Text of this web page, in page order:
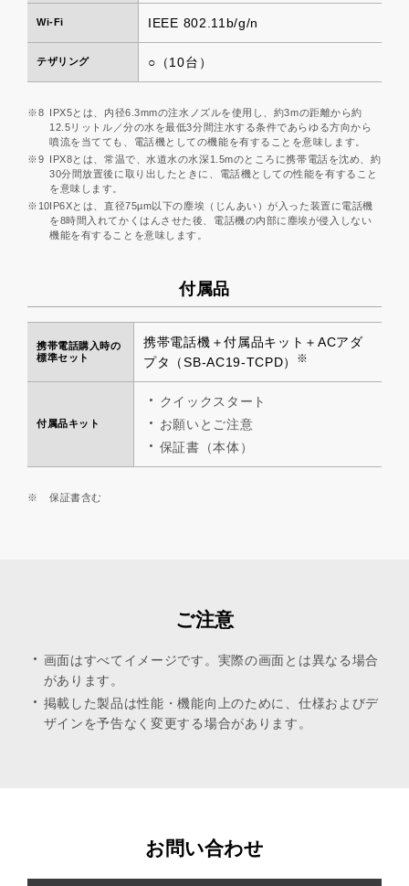
Wi-Fi IEEE 802.11b/g/n
テザリング ○（10台）
※8 IPX5とは、内径6.3mmの注水ノズルを使用し、約3mの距離から約
12.5リットル／分の水を最低3分間注水する条件であらゆる方向から
噴流を当てても、電話機としての機能を有することを意味します。
※9 IPX8とは、常温で、水道水の水深1.5mのところに携帯電話を沈め、約
30分間放置後に取り出したときに、電話機としての性能を有すること
を意味します。
※10IP6Xとは、直径75µm以下の塵埃（じんあい）が入った装置に電話機
を8時間入れてかくはんさせた後、電話機の内部に塵埃が侵入しない
機能を有することを意味します。
付属品
携帯電話購入時の
標準セット
携帯電話機＋付属品キット＋ACアダ
プタ（SB-AC19-TCPD）
※
付属品キット
クイックスタート
お願いとご注意
保証書（本体）
※ 保証書含む
ご注意
画面はすべてイメージです。実際の画面とは異なる場合
があります。
掲載した製品は性能・機能向上のために、仕様およびデ
ザインを予告なく変更する場合があります。
お問い合わせ